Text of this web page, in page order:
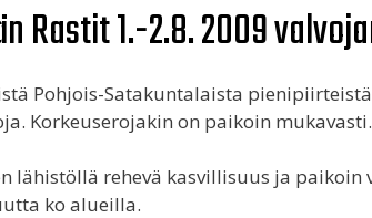
Rastit 1.-2.8. 2009
Pohjois-Satakuntalaista
Korkeuserojakin on paikoin mukavasti.
lähistöllä rehevä kasvillisuus ja paikoin
ko alueilla.